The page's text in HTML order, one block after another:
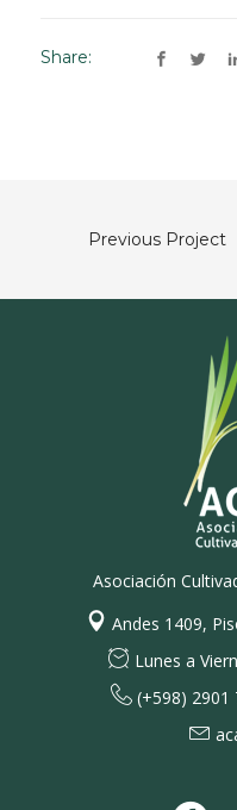
Share:
Previous Project
Asociación
Andes 1409,
Lunes a
(+598) 2901